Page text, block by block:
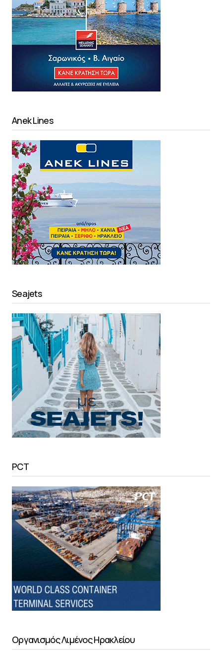
Anek Lines
Seajets
PCT
Οργανισμός Λιμένος Ηρακλείου